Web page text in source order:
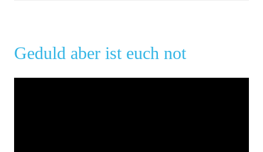
Geduld aber ist euch not